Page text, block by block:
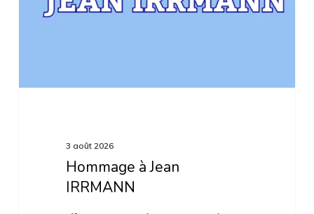
3 août 2026
Hommage à Jean
IRRMANN